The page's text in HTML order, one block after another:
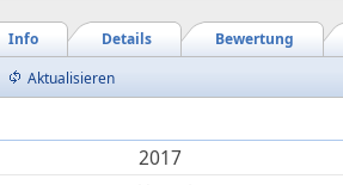
Bewertung
Details
Info
Aktualisieren
2017